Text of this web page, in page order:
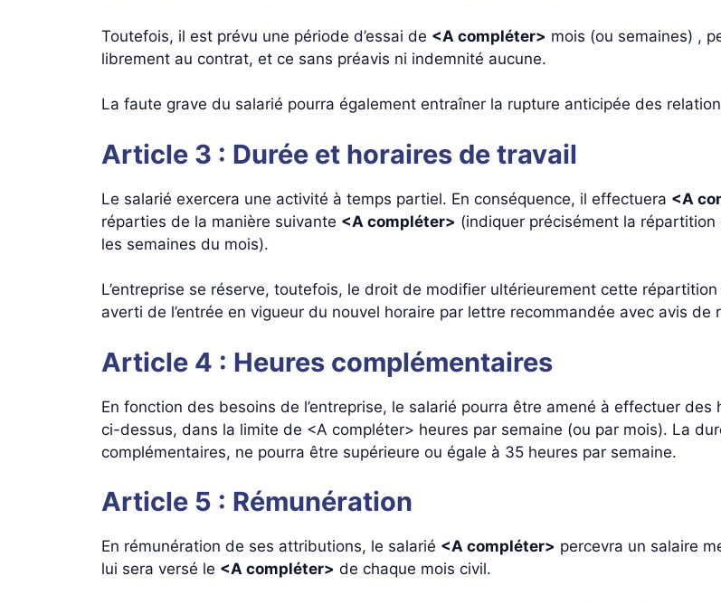
Toutefois, il est prévu une période d’essai de <A compléter> mois (ou semaines) ,
librement au contrat, et ce sans préavis ni indemnité aucune.
La faute grave du salarié pourra également entraîner la rupture anticipée des
Article 3 : Durée et horaires de travail
Le salarié exercera une activité à temps partiel. En conséquence, il effectuera <A
réparties de la manière suivante <A compléter> (indiquer précisément la
les semaines du mois).
L’entreprise se réserve, toutefois, le droit de modifier ultérieurement cette
averti de l’entrée en vigueur du nouvel horaire par lettre recommandée avec avis de
Article 4 : Heures complémentaires
En fonction des besoins de l’entreprise, le salarié pourra être amené à effectuer des
ci-dessus, dans la limite de <A compléter> heures par semaine (ou par mois). La
complémentaires, ne pourra être supérieure ou égale à 35 heures par semaine.
Article 5 : Rémunération
En rémunération de ses attributions, le salarié <A compléter> percevra un salaire
lui sera versé le <A compléter> de chaque mois civil.